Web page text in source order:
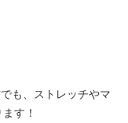
も、ストレッチやマ
す！